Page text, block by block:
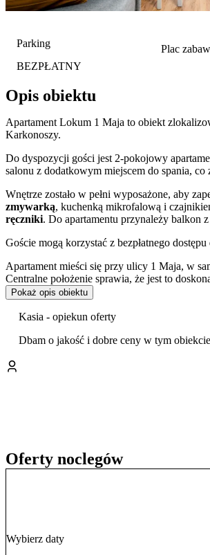
Parking
BEZPŁATNY
Plac zabaw
Opis obiektu
Apartament Lokum 1 Maja to obiekt
Karkonoszy.
Do dyspozycji gości jest 2-pokojowy
salonu z dodatkowym miejscem do spania,
Wnętrze zostało w pełni wyposażone, aby
zmywarką, kuchenką mikrofalową i
ręczniki. Do apartamentu przynależy balkon
Goście mogą korzystać z bezpłatnego
Apartament mieści się przy ulicy 1 Maja, w
Centralne położenie sprawia, że jest to
znajdują się popularne atrakcje regionu, takie
punkt widokowy znany jako Zakręt Śmierci.
turystycznych i tras narciarskich czyni je
skorzystać z wypożyczalni rowerów, boisk
Pokaż opis obiektu
Kasia - opiekun oferty
Dbam o jakość i dobre ceny w tym obiekcie
Oferty noclegów
Wybierz daty